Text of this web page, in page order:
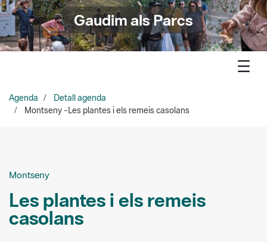
Agenda
Detall agenda
casolans
Passejades guiades | Visites guiades | Itineraris guiats |
Educació ambiental